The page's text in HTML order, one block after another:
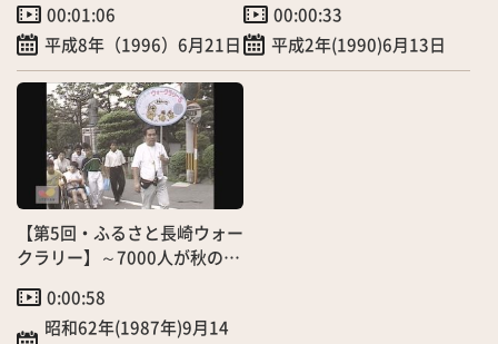
00:01:06
平成8年（1996）6月21日
00:00:33
平成2年(1990)6月13日
【第5回・ふるさと長崎ウォー
クラリー】～7000人が秋の長
0:00:58
昭和62年(1987年)9月14